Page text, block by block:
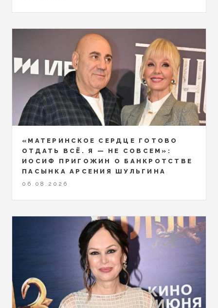
«МАТЕРИНСКОЕ СЕРДЦЕ ГОТОВО
ОТДАТЬ ВСЁ. Я — НЕ СОВСЕМ»:
ИОСИФ ПРИГОЖИН О БАНКРОТСТВЕ
ПАСЫНКА АРСЕНИЯ ШУЛЬГИНА
06.08.2026